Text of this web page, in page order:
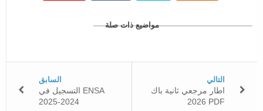
مواضيع ذات صلة
التالي
اطار مرجعي ثانية باك
2026 PDF
السابق
التسجيل في ENSA
2025-2024